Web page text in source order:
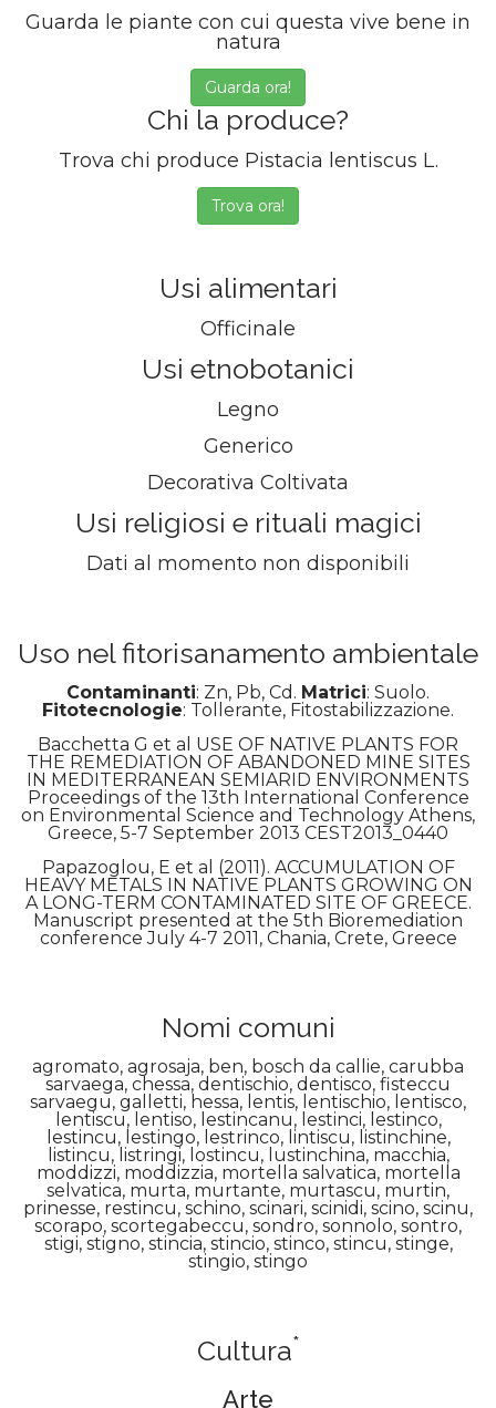
Guarda le piante con cui questa vive bene in
natura
Guarda ora!
Chi la produce?
Trova chi produce Pistacia lentiscus L.
Trova ora!
Usi alimentari
Officinale
Usi etnobotanici
Legno
Generico
Decorativa Coltivata
Usi religiosi e rituali magici
Dati al momento non disponibili
Uso nel fitorisanamento ambientale
Contaminanti: Zn, Pb, Cd. Matrici: Suolo.
Fitotecnologie: Tollerante, Fitostabilizzazione.
Bacchetta G et al USE OF NATIVE PLANTS FOR
THE REMEDIATION OF ABANDONED MINE SITES
IN MEDITERRANEAN SEMIARID ENVIRONMENTS
Proceedings of the 13th International Conference
on Environmental Science and Technology Athens,
Greece, 5-7 September 2013 CEST2013_0440
Papazoglou, E et al (2011). ACCUMULATION OF
HEAVY METALS IN NATIVE PLANTS GROWING ON
A LONG-TERM CONTAMINATED SITE OF GREECE.
Manuscript presented at the 5th Bioremediation
conference July 4-7 2011, Chania, Crete, Greece
Nomi comuni
agromato, agrosaja, ben, bosch da callie, carubba
sarvaega, chessa, dentischio, dentisco, fisteccu
sarvaegu, galletti, hessa, lentis, lentischio, lentisco,
lentiscu, lentiso, lestincanu, lestinci, lestinco,
lestincu, lestingo, lestrinco, lintiscu, listinchine,
listincu, listringi, lostincu, lustinchina, macchia,
moddizzi, moddizzia, mortella salvatica, mortella
selvatica, murta, murtante, murtascu, murtin,
prinesse, restincu, schino, scinari, scinidi, scino, scinu,
scorapo, scortegabeccu, sondro, sonnolo, sontro,
stigi, stigno, stincia, stincio, stinco, stincu, stinge,
stingio, stingo
Cultura*
Arte